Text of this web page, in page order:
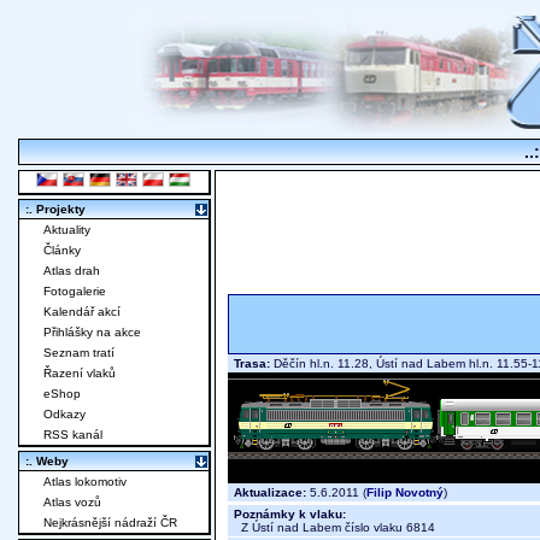
Trasa: Děčín hl.n. 11.28, Ústí nad Labem hl.n.
Aktualizace: 5.6.2011 (Filip Novotný)
Poznámky k vlaku:
Z Ústí nad Labem číslo vlaku 6814
:. Projekty
Aktuality
Články
Atlas drah
Fotogalerie
Kalendář akcí
Přihlášky na akce
Seznam tratí
Řazení vlaků
eShop
Odkazy
RSS kanál
:. Weby
Atlas lokomotiv
Atlas vozů
Nejkrásnější nádraží ČR